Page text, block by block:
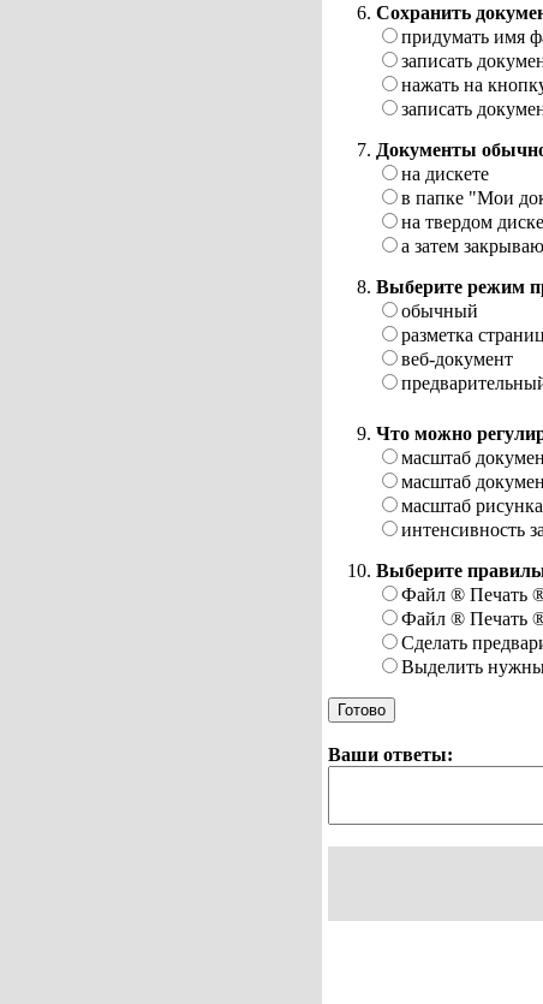
Сохранить
придумать имя
записать
нажать на
записать
Документы
на дискете
в папке "Мои
на твердом диске
а затем
Выберите режим
обычный
разметка
веб-документ
Что можно
масштаб
масштаб
масштаб
интенсивность
Выберите
Файл ® Печать
Файл ® Печать
Сделать
Выделить
Ваши ответы: